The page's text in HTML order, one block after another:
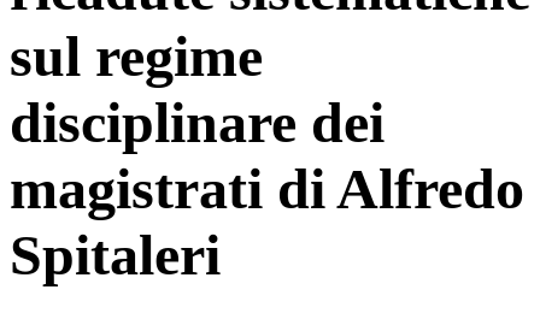
sul regime
disciplinare dei
magistrati di Alfredo
Spitaleri